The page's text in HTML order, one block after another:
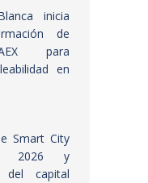
inicia
de
para
en
Smart City
2026 y
capital